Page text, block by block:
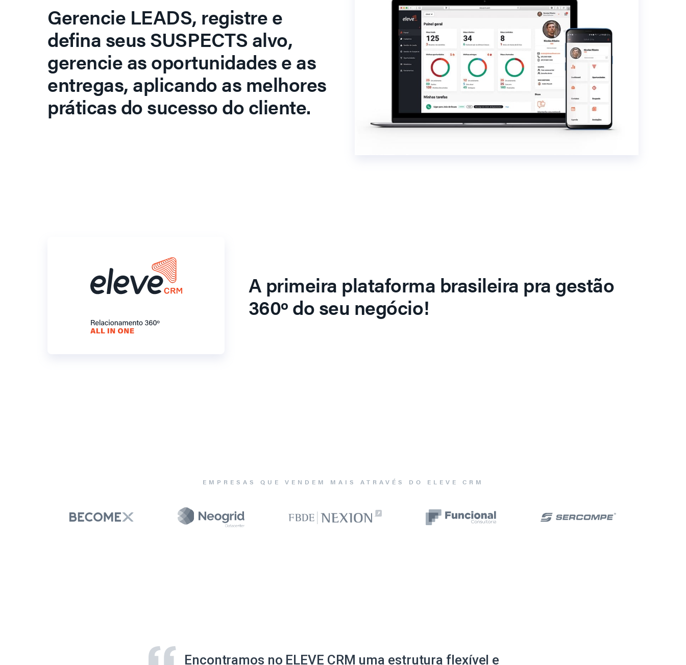
Gerencie LEADS, registre e
defina seus SUSPECTS alvo,
gerencie as oportunidades e as
entregas, aplicando as melhores
práticas do sucesso do cliente.
A primeira plataforma brasileira pra gestão
360º do seu negócio!
EMPRESAS QUE VENDEM MAIS ATRAVÉS DO ELEVE CRM
Encontramos no ELEVE CRM uma estrutura flexível e